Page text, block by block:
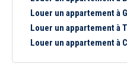
Louer un appartement à
Louer un appartement à
Louer un appartement à